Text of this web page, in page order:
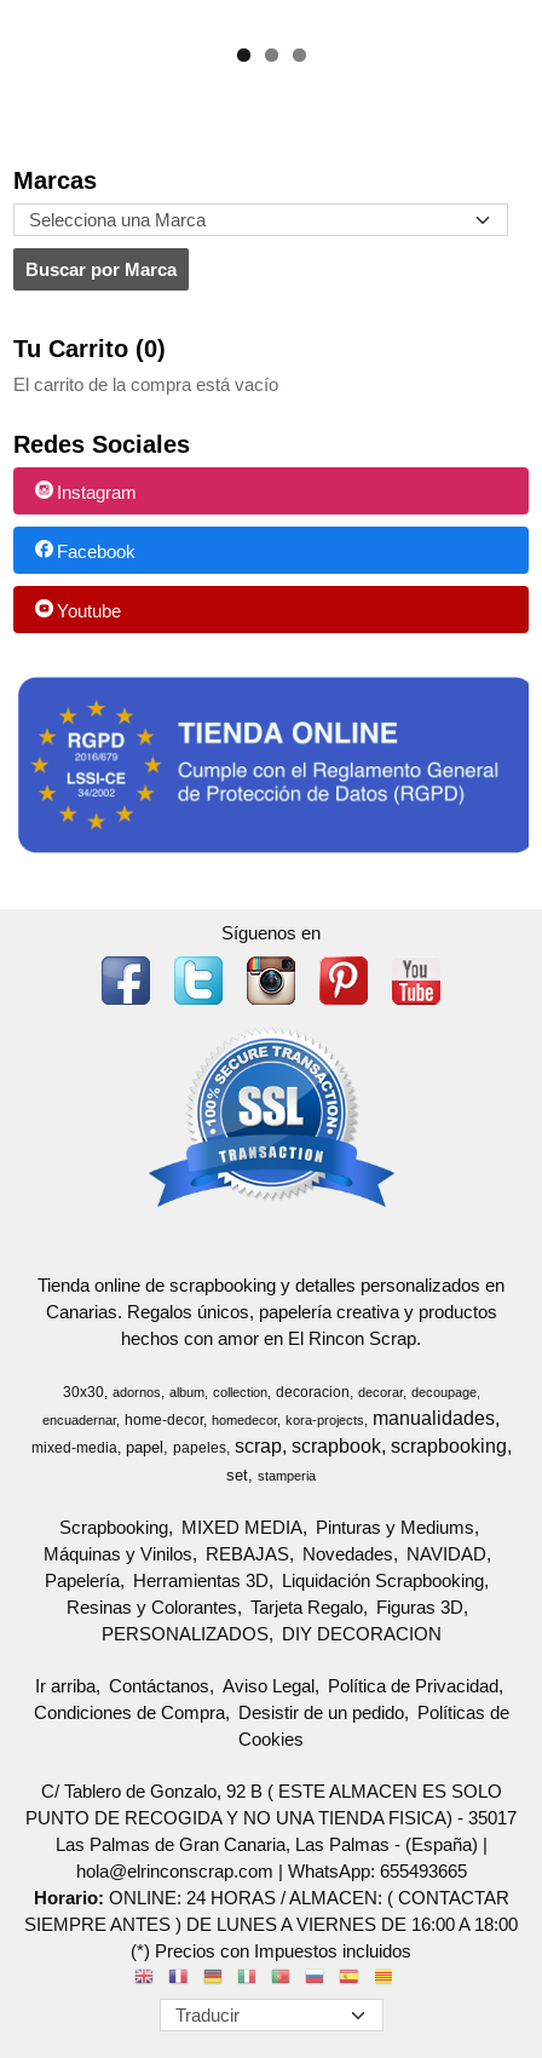
Marcas
Tu Carrito (0)
El carrito de la compra está vacío
Redes Sociales
Instagram
Facebook
Youtube
Síguenos en
Tienda online de scrapbooking y detalles personalizados en
Canarias. Regalos únicos, papelería creativa y productos
hechos con amor en El Rincon Scrap.
30x30 adornos album collection decoracion decorar
decoupage
encuadernar
home-decor homedecor kora-projects manualidades
mixed-media papel papeles scrap scrapbook scrapbooking
set stamperia
Scrapbooking MIXED MEDIA
Pinturas y Mediums
Máquinas y Vinilos
REBAJAS Novedades
NAVIDAD
Papelería
Herramientas 3D
Liquidación Scrapbooking
Resinas y Colorantes
Tarjeta Regalo
Figuras 3D
PERSONALIZADOS
DIY DECORACION
Ir arriba Contáctanos Aviso Legal
Política de Privacidad
Condiciones de Compra
Desistir de un pedido
Políticas de
Cookies
C/ Tablero de Gonzalo, 92 B ( ESTE ALMACEN ES SOLO
PUNTO DE RECOGIDA Y NO UNA TIENDA FISICA) - 35017
Las Palmas de Gran Canaria, Las Palmas - (España) |
hola@elrinconscrap.com | WhatsApp: 655493665
Horario: ONLINE: 24 HORAS / ALMACEN: ( CONTACTAR
SIEMPRE ANTES ) DE LUNES A VIERNES DE 16:00 A 18:00
(*) Precios con Impuestos incluidos